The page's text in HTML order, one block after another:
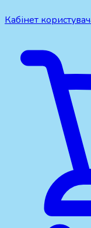
Кабінет